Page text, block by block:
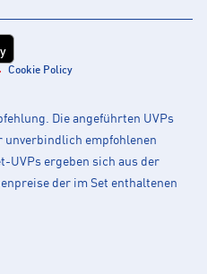
Cookie Policy
Die angeführten UVPs
unverbindlich empfohlenen
UVPs ergeben sich aus der
der im Set enthaltenen